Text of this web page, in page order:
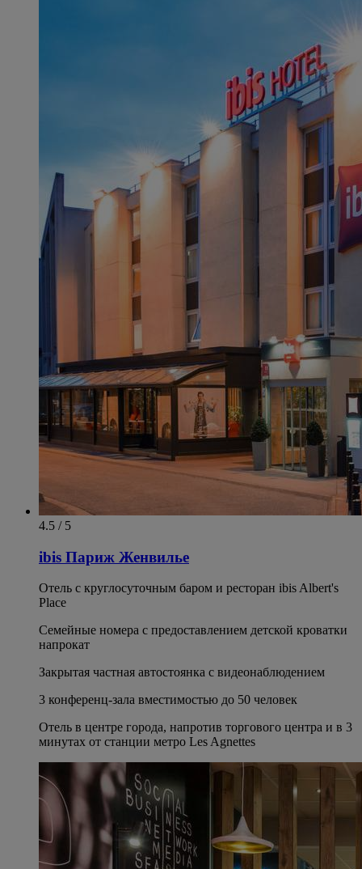
4.5 / 5
ibis Париж Женвилье
Отель с круглосуточным баром и ресторан ibis Albert's
Place
Семейные номера с предоставлением детской кроватки
напрокат
Закрытая частная автостоянка с видеонаблюдением
3 конференц-зала вместимостью до 50 человек
Отель в центре города, напротив торгового центра и в 3
минутах от станции метро Les Agnettes